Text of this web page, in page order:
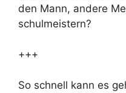
den Mann, andere
schulmeistern?
+++
So schnell kann es